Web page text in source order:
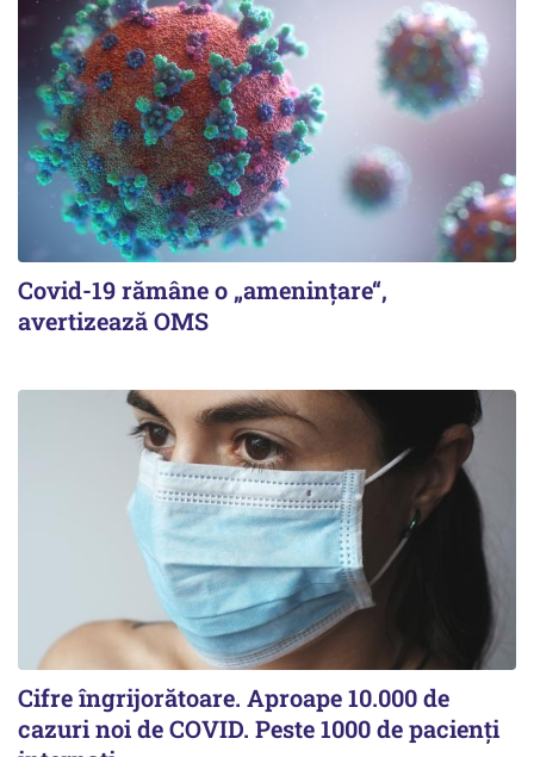
Covid-19 rămâne o „ameninţare“,
avertizează OMS
Cifre îngrijorătoare. Aproape 10.000 de
cazuri noi de COVID. Peste 1000 de pacienți